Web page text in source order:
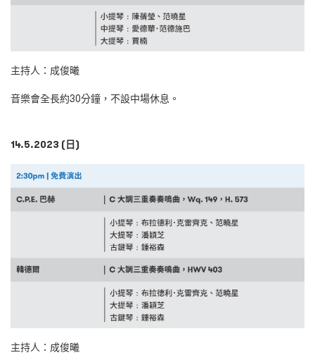
主持人：成俊曦
音樂會全長約30分鐘，不設中場休息。
14.5.2023 (日)
主持人：成俊曦